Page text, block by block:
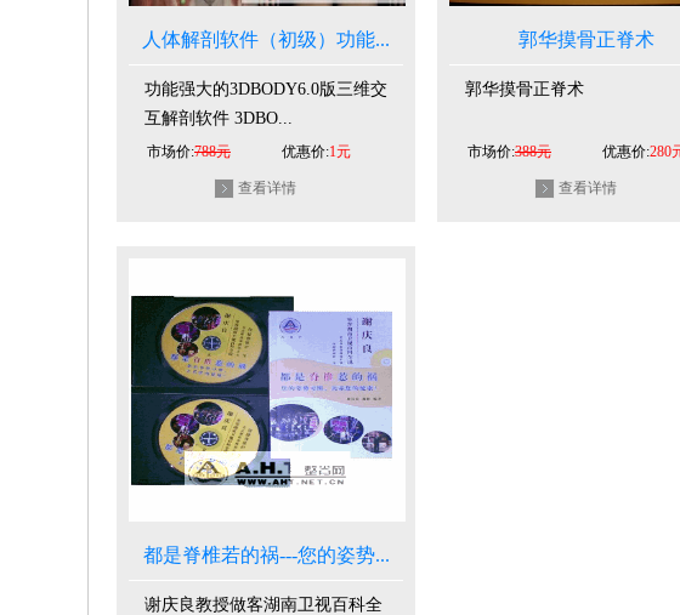
人体解剖软件（初级）功能...
功能强大的3DBODY6.0版三维交
互解剖软件 3DBO...
市场价:788元 优惠价:1元
查看详情
郭华摸骨正脊术
郭华摸骨正脊术
市场价:388元 优惠价:280
查看详情
都是脊椎若的祸---您的姿势...
谢庆良教授做客湖南卫视百科全